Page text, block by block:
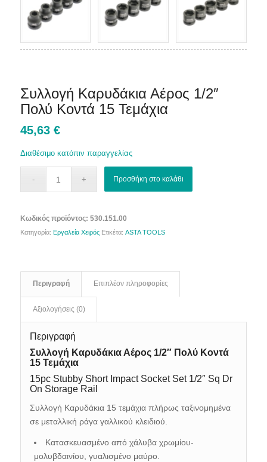
Συλλογή Καρυδάκια Αέρος 1/2″
Πολύ Κοντά 15 Τεμάχια
45,63 €
Διαθέσιμο κατόπιν παραγγελίας
Προσθήκη στο καλάθι
Κωδικός προϊόντος: 530.151.00
Κατηγορία: Εργαλεία Χειρός Ετικέτα: ASTA TOOLS
Περιγραφή Επιπλέον πληροφορίες
Αξιολογήσεις (0)
Περιγραφή
Συλλογή Καρυδάκια Αέρος 1/2″ Πολύ Κοντά
15 Τεμάχια
15pc Stubby Short Impact Socket Set 1/2″ Sq Dr
On Storage Rail
Συλλογή Καρυδάκια 15 τεμάχια πλήρως ταξινομημένα
σε μεταλλική ράγα γαλλικού κλειδιού.
Κατασκευασμένο από χάλυβα χρωμίου-
μολυβδαινίου, γυαλισμένο μαύρο.